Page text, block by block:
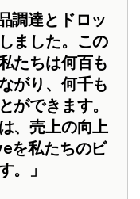
調達とドロッ
ました。この
たちは何百も
がり、何千も
ができます。
、売上の向上
を私たちのビ
。